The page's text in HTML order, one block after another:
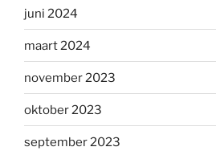
juni 2024
maart 2024
november 2023
oktober 2023
september 2023